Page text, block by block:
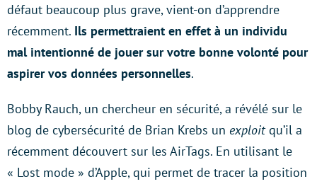
défaut beaucoup plus grave, vient-on d’apprendre
récemment. Ils permettraient en effet à un individu
mal intentionné de jouer sur votre bonne volonté pour
aspirer vos données personnelles.
Bobby Rauch, un chercheur en sécurité, a révélé sur le
blog de cybersécurité de Brian Krebs un exploitqu’il a
récemment découvert sur les AirTags. En utilisant le
« Lost mode » d’Apple, qui permet de tracer la position